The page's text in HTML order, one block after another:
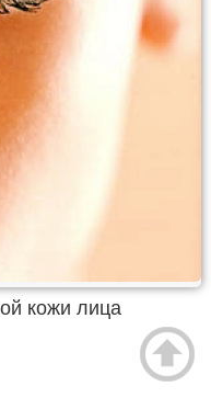
кожи лица